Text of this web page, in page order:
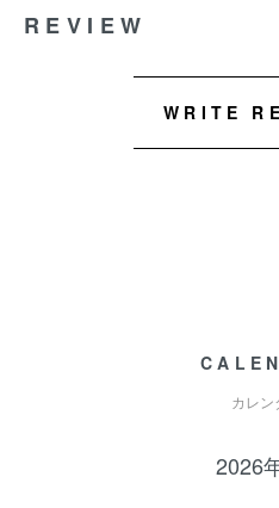
REVIEW
WRITE
カレン
2026